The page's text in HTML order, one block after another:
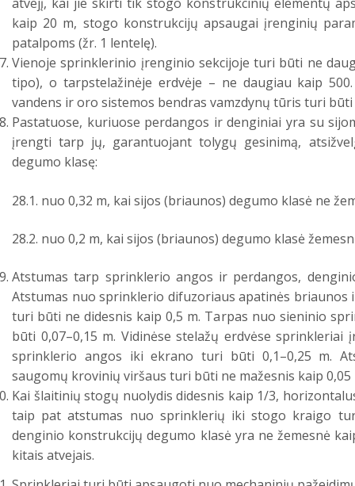
kaip 20 m, stogo konstrukcijų apsaugai įrenginių
patalpoms (žr. 1 lentelę).
Vienoje sprinklerinio įrenginio sekcijoje turi būti ne
tipo), o tarpstelažinėje erdvėje – ne daugiau kaip
vandens ir oro sistemos bendras vamzdynų tūris turi būti
Pastatuose, kuriuose perdangos ir denginiai yra su
įrengti tarp jų, garantuojant tolygų gesinimą,
degumo klasę:
28.1. nuo 0,32 m, kai sijos (briaunos) degumo klasė ne
28.2. nuo 0,2 m, kai sijos (briaunos) degumo klasė
Atstumas tarp sprinklerio angos ir perdangos,
Atstumas nuo sprinklerio difuzoriaus apatinės
turi būti ne didesnis kaip 0,5 m. Tarpas nuo sieninio
būti 0,07–0,15 m. Vidinėse stelažų erdvėse
sprinklerio angos iki ekrano turi būti 0,1–0,25 m.
saugomų krovinių viršaus turi būti ne mažesnis kaip 0,05
Kai šlaitinių stogų nuolydis didesnis kaip 1/3,
taip pat atstumas nuo sprinklerių iki stogo kraigo
denginio konstrukcijų degumo klasė yra ne žemesnė
kitais atvejais.